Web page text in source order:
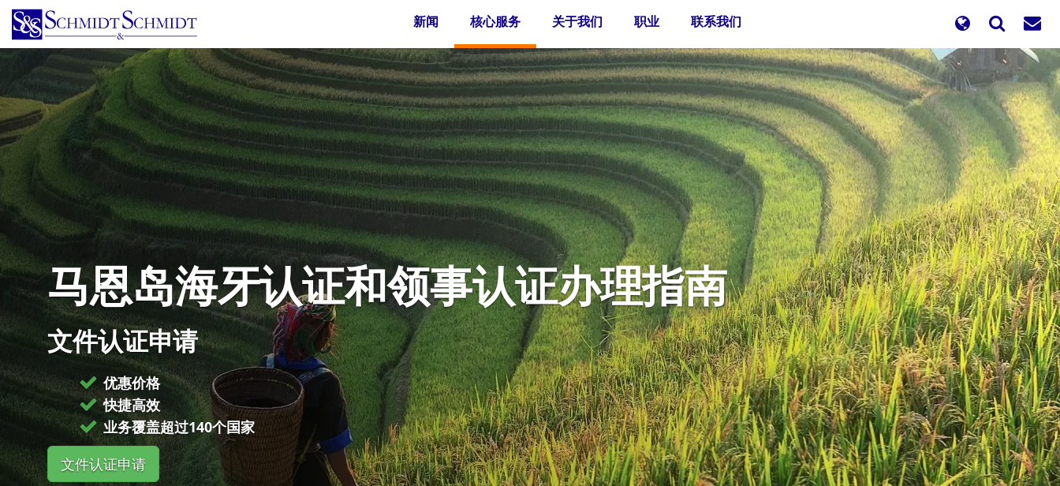
跳
到
内
容
新闻 核心服务 关于我们 职业 联系我们
马恩岛海牙认证和领事认证办理指南
文件认证申请
优惠价格
快捷高效
业务覆盖超过140个国家
文件认证申请